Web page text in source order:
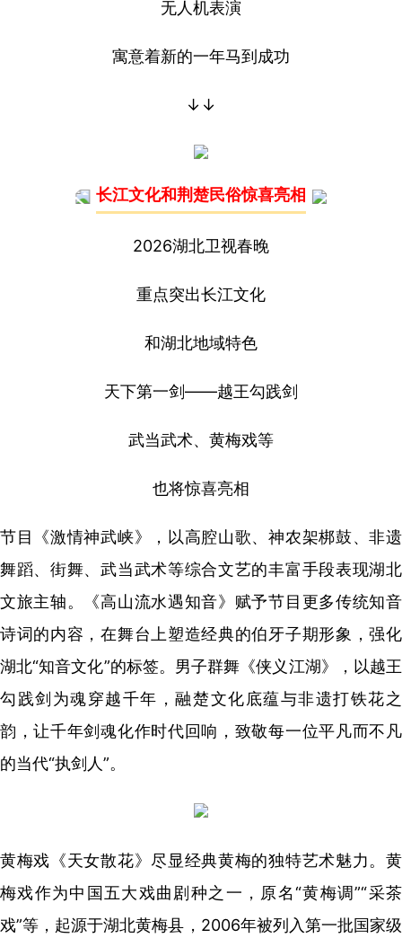
无人机表演
寓意着新的一年马到成功
↓↓
长江文化和荆楚民俗惊喜亮相
2026湖北卫视春晚
重点突出长江文化
和湖北地域特色
天下第一剑——越王勾践剑
武当武术、黄梅戏等
也将惊喜亮相
节目《激情神武峡》，以高腔山歌、神农架梆鼓、非遗
舞蹈、街舞、武当武术等综合文艺的丰富手段表现湖北
文旅主轴。《高山流水遇知音》赋予节目更多传统知音
诗词的内容，在舞台上塑造经典的伯牙子期形象，强化
湖北“知音文化”的标签。男子群舞《侠义江湖》，以越王
勾践剑为魂穿越千年，融楚文化底蕴与非遗打铁花之
韵，让千年剑魂化作时代回响，致敬每一位平凡而不凡
的当代“执剑人”。
黄梅戏《天女散花》尽显经典黄梅的独特艺术魅力。黄
梅戏作为中国五大戏曲剧种之一，原名“黄梅调”“采茶
戏”等，起源于湖北黄梅县，2006年被列入第一批国家级